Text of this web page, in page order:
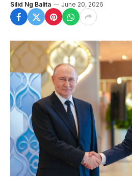
Silid Ng Balita June 20, 2026